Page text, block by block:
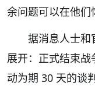
余问题可以在他们
据消息人士和
展开：正式结束
动为期 30 天的谈